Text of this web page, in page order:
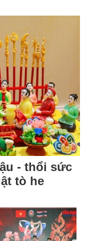
- thổi sức
tò he